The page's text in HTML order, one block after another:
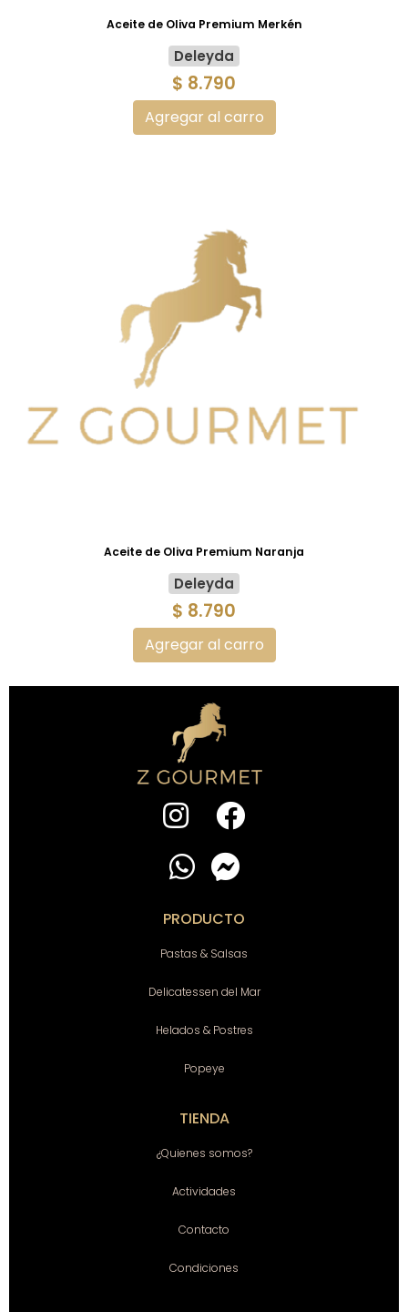
Aceite de Oliva Premium Merkén
Deleyda
$ 8.790
Agregar al carro
Aceite de Oliva Premium Naranja
Deleyda
$ 8.790
Agregar al carro
PRODUCTO
Pastas & Salsas
Delicatessen del Mar
Helados & Postres
Popeye
TIENDA
¿Quienes somos?
Actividades
Contacto
Condiciones